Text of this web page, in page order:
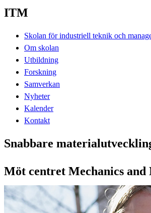
ITM
Skolan för industriell teknik och
Om skolan
Utbildning
Forskning
Samverkan
Nyheter
Kalender
Kontakt
Snabbare
Möt centret Mechanics